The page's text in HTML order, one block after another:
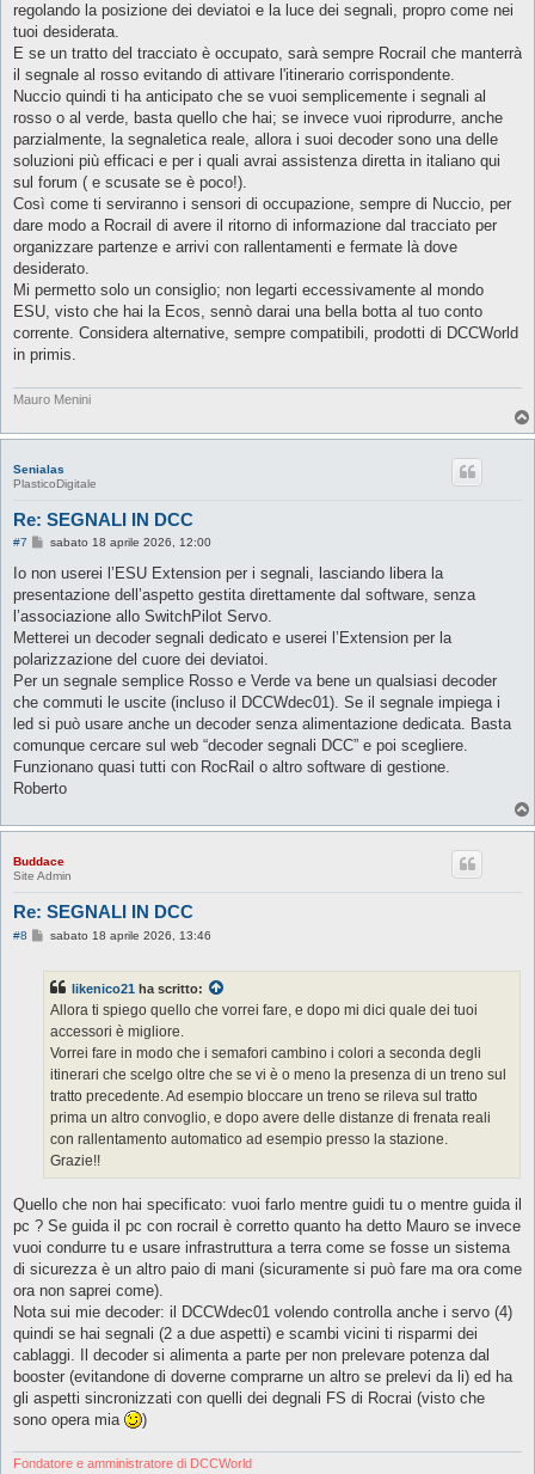
regolando la posizione dei deviatoi e la luce dei segnali, propro come nei
tuoi desiderata.
E se un tratto del tracciato è occupato, sarà sempre Rocrail che manterrà
il segnale al rosso evitando di attivare l'itinerario corrispondente.
Nuccio quindi ti ha anticipato che se vuoi semplicemente i segnali al
rosso o al verde, basta quello che hai; se invece vuoi riprodurre, anche
parzialmente, la segnaletica reale, allora i suoi decoder sono una delle
soluzioni più efficaci e per i quali avrai assistenza diretta in italiano qui
sul forum ( e scusate se è poco!).
Così come ti serviranno i sensori di occupazione, sempre di Nuccio, per
dare modo a Rocrail di avere il ritorno di informazione dal tracciato per
organizzare partenze e arrivi con rallentamenti e fermate là dove
desiderato.
Mi permetto solo un consiglio; non legarti eccessivamente al mondo
ESU, visto che hai la Ecos, sennò darai una bella botta al tuo conto
corrente. Considera alternative, sempre compatibili, prodotti di DCCWorld
in primis.
Mauro Menini
Senialas
PlasticoDigitale
Re: SEGNALI IN DCC
#7
M
s
a
g
i
o
sabato 18 aprile 2026, 12:00
Io non userei l’ESU Extension per i segnali, lasciando libera la
presentazione dell’aspetto gestita direttamente dal software, senza
l’associazione allo SwitchPilot Servo.
Metterei un decoder segnali dedicato e userei l’Extension per la
polarizzazione del cuore dei deviatoi.
Per un segnale semplice Rosso e Verde va bene un qualsiasi decoder
che commuti le uscite (incluso il DCCWdec01). Se il segnale impiega i
led si può usare anche un decoder senza alimentazione dedicata. Basta
comunque cercare sul web “decoder segnali DCC” e poi scegliere.
Funzionano quasi tutti con RocRail o altro software di gestione.
Roberto
Buddace
Site Admin
Re: SEGNALI IN DCC
#8
M
a
o
sabato 18 aprile 2026, 13:46
likenico21 ha scritto:
Allora ti spiego quello che vorrei fare, e dopo mi dici quale dei tuoi
accessori è migliore.
Vorrei fare in modo che i semafori cambino i colori a seconda degli
itinerari che scelgo oltre che se vi è o meno la presenza di un treno sul
tratto precedente. Ad esempio bloccare un treno se rileva sul tratto
prima un altro convoglio, e dopo avere delle distanze di frenata reali
con rallentamento automatico ad esempio presso la stazione.
Grazie!!
Quello che non hai specificato: vuoi farlo mentre guidi tu o mentre guida il
pc ? Se guida il pc con rocrail è corretto quanto ha detto Mauro se invece
vuoi condurre tu e usare infrastruttura a terra come se fosse un sistema
di sicurezza è un altro paio di mani (sicuramente si può fare ma ora come
ora non saprei come).
Nota sui mie decoder: il DCCWdec01 volendo controlla anche i servo (4)
quindi se hai segnali (2 a due aspetti) e scambi vicini ti risparmi dei
cablaggi. Il decoder si alimenta a parte per non prelevare potenza dal
booster (evitandone di doverne comprarne un altro se prelevi da li) ed ha
gli aspetti sincronizzati con quelli dei degnali FS di Rocrai (visto che
sono opera mia
)
Fondatore e amministratore di DCCWorld